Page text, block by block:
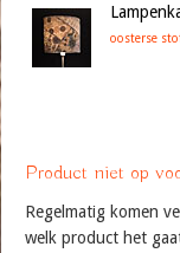
oosterse
Product niet op
Regelmatig komen
welk product het